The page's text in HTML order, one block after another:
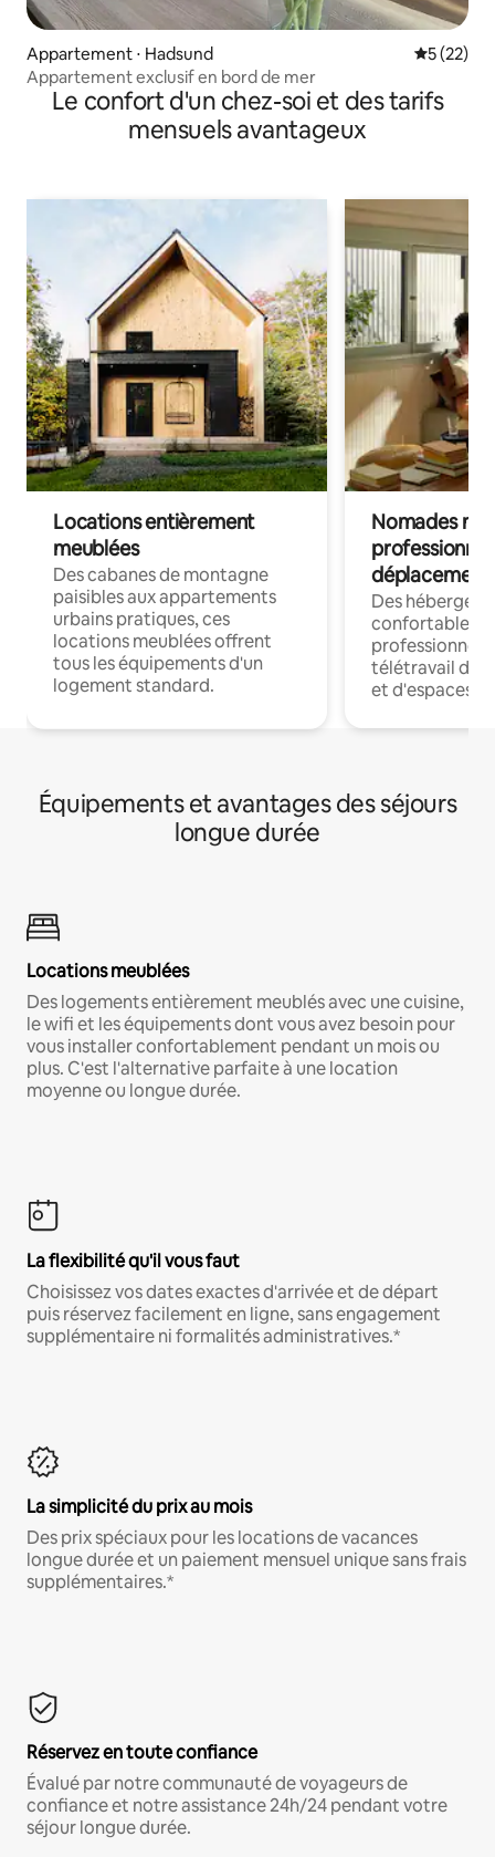
Appartement ⋅ Hadsund
5 (22)
Appartement exclusif en bord de mer
Le confort d'un chez-soi et des tarifs
mensuels avantageux
Locations entièrement
meublées
Des cabanes de montagne
paisibles aux appartements
urbains pratiques, ces
locations meublées offrent
tous les équipements d'un
logement standard.
Nomades
déplacement
Des
confortables
professionnels
télétravail
et d'espaces
Équipements et avantages des séjours
longue durée
Locations meublées
Des logements entièrement meublés avec une cuisine,
le wifi et les équipements dont vous avez besoin pour
vous installer confortablement pendant un mois ou
plus. C'est l'alternative parfaite à une location
moyenne ou longue durée.
La flexibilité qu'il vous faut
Choisissez vos dates exactes d'arrivée et de départ
puis réservez facilement en ligne, sans engagement
supplémentaire ni formalités administratives.*
La simplicité du prix au mois
Des prix spéciaux pour les locations de vacances
longue durée et un paiement mensuel unique sans frais
supplémentaires.*
Réservez en toute confiance
Évalué par notre communauté de voyageurs de
confiance et notre assistance 24h/24 pendant votre
séjour longue durée.